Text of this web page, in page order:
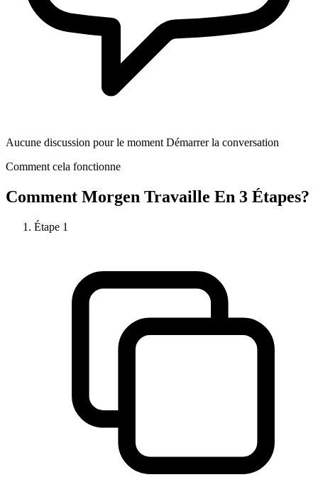
Aucune discussion pour le moment Démarrer la conversation
Comment cela fonctionne
Comment Morgen Travaille En 3 Étapes?
Étape 1